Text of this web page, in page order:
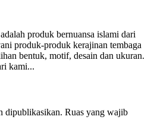
produk bernuansa islami dari
produk-produk kerajinan tembaga
bentuk, motif, desain dan ukuran.
kami...
dipublikasikan. Ruas yang wajib